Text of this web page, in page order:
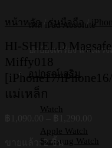
เคส iPad Absolute
ปกป้องเครื่อง แข็งแรง
อุปกรณ์เสริม
Watch
Apple Watch
Samsung Watch
หน้าหลัก / รุ่นมือถือ /
HI-SHIELD
Miffy018
[iPhone17/
แม่เหล็ก
ขายแล้ว: 2 ชิ้น